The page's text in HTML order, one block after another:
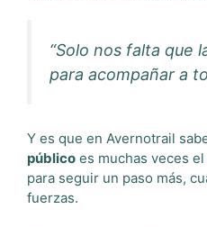
“Solo nos falta que
para acompañar a
Y es que en Avernotrail
público es muchas veces
para seguir un paso más,
fuerzas.